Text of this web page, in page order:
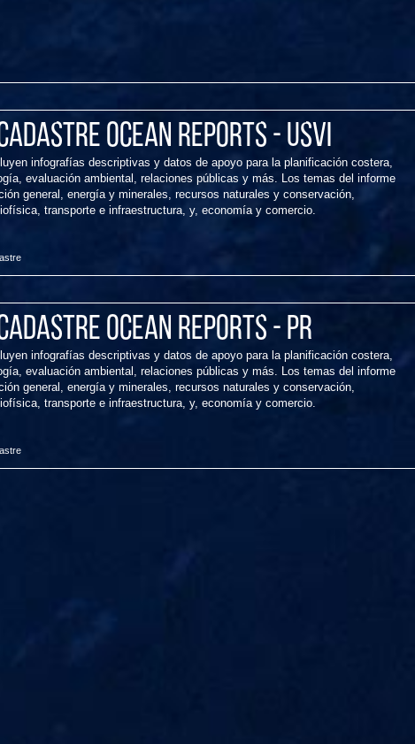
Ocean Reports - USVI
infografías descriptivas y datos de apoyo para la planificación costera,
evaluación ambiental, relaciones públicas y más. Los temas del informe
general, energía y minerales, recursos naturales y conservación,
transporte e infraestructura, y, economía y comercio.
Ocean Reports - PR
infografías descriptivas y datos de apoyo para la planificación costera,
evaluación ambiental, relaciones públicas y más. Los temas del informe
general, energía y minerales, recursos naturales y conservación,
transporte e infraestructura, y, economía y comercio.